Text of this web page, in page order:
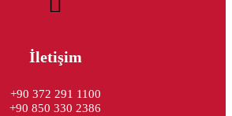
İletişim
+90 372 291 1100
+90 850 330 2386